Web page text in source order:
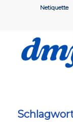
Netiquette